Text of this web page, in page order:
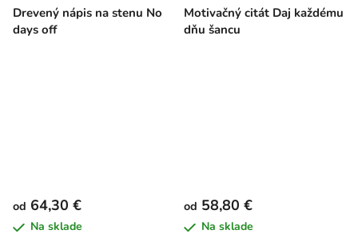
Drevený nápis na stenu No
days off
Motivačný citát Daj každému
dňu šancu
od 64,30 €
Na sklade
od 58,80 €
Na sklade